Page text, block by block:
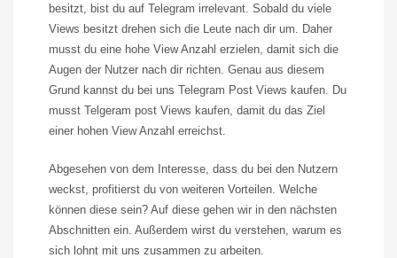
besitzt, bist du auf Telegram irrelevant. Sobald du viele
Views besitzt drehen sich die Leute nach dir um. Daher
musst du eine hohe ViewAnzahl erzielen, damit sich die
Augen der Nutzer nach dir richten. Genau aus diesem
Grund kannst du bei uns Telegram Post Views kaufen. Du
musst Telgeram post Views kaufen, damit du das Ziel
einer hohen ViewAnzahl erreichst.
Abgesehen von dem Interesse, dass du bei den Nutzern
weckst, profitierst du von weiteren Vorteilen. Welche
können diese sein? Auf diese gehen wir in den nächsten
Abschnitten ein. Außerdem wirst du verstehen, warum es
sich lohnt mit uns zusammen zu arbeiten.